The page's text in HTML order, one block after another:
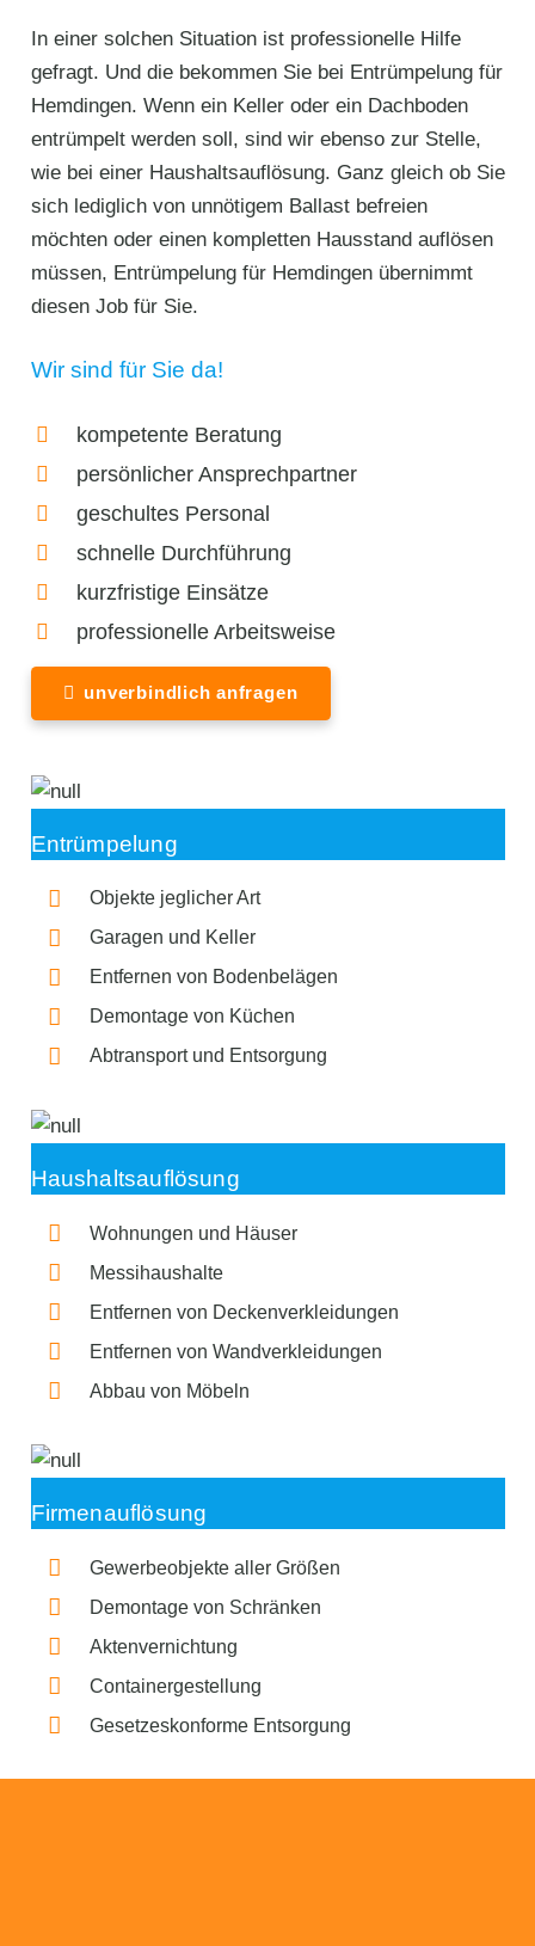
In einer solchen Situation ist professionelle Hilfe
gefragt. Und die bekommen Sie bei Entrümpelung für
Hemdingen. Wenn ein Keller oder ein Dachboden
entrümpelt werden soll, sind wir ebenso zur Stelle,
wie bei einer Haushaltsauflösung. Ganz gleich ob Sie
sich lediglich von unnötigem Ballast befreien
möchten oder einen kompletten Hausstand auflösen
müssen, Entrümpelung für Hemdingen übernimmt
diesen Job für Sie.
Wir sind für Sie da!
kompetente Beratung
persönlicher Ansprechpartner
geschultes Personal
schnelle Durchführung
kurzfristige Einsätze
professionelle Arbeitsweise
unverbindlich anfragen
Entrümpelung
Objekte jeglicher Art
Garagen und Keller
Entfernen von Bodenbelägen
Demontage von Küchen
Abtransport und Entsorgung
Haushaltsauflösung
Wohnungen und Häuser
Messihaushalte
Entfernen von Deckenverkleidungen
Entfernen von Wandverkleidungen
Abbau von Möbeln
Firmenauflösung
Gewerbeobjekte aller Größen
Demontage von Schränken
Aktenvernichtung
Containergestellung
Gesetzeskonforme Entsorgung